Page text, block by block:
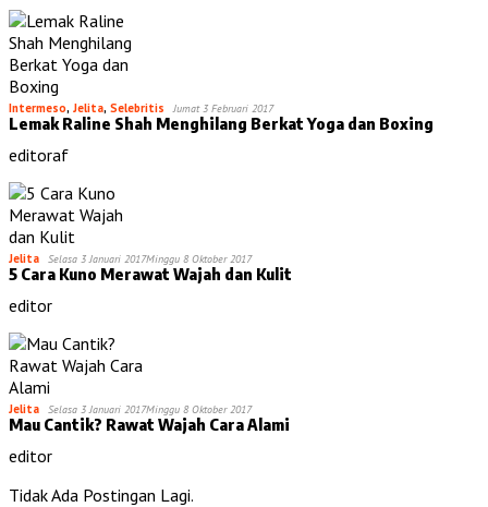
Intermeso, Jelita, Selebritis Jumat 3 Februari 2017
Lemak Raline Shah Menghilang Berkat Yoga dan Boxing
editoraf
Jelita Selasa 3 Januari 2017Minggu 8 Oktober 2017
5 Cara Kuno Merawat Wajah dan Kulit
editor
Jelita Selasa 3 Januari 2017Minggu 8 Oktober 2017
Mau Cantik? Rawat Wajah Cara Alami
editor
Tidak Ada Postingan Lagi.